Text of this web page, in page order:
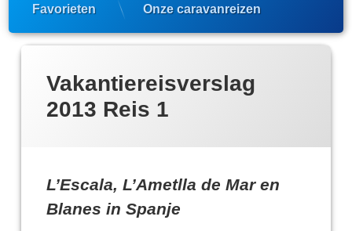
Favorieten Onze caravanreizen
Vakantiereisverslag
2013 Reis 1
L’Escala, L’Ametlla de Mar en
Blanes in Spanje